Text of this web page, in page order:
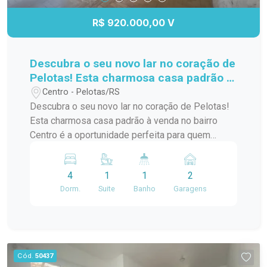
R$ 920.000,00 V
Descubra o seu novo lar no coração de
Pelotas! Esta charmosa casa padrão à
venda no bairro Centro é a
oportunidade perfeita para quem
busca conforto e praticidade. Com
uma localização privilegiada, você
comodidades,
Centro - Pelotas/RS
Descubra o seu novo lar no coração de Pelotas!
Esta charmosa casa padrão à venda no bairro
Centro é a oportunidade perfeita para quem
localização privilegiada, você estará a poucos
passos de diversas comodidades, como
supermercados, restaurantes, lojas e escolas. A
iluminados, proporcionando um ambiente
acolhedor. A sala de estar é ideal para receber
4
Dorm.
1
Suite
1
Banho
2
Garagens
Cód. 50437